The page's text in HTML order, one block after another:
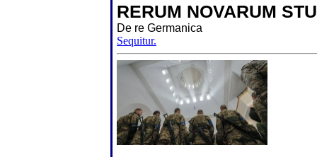
RERUM NOVARUM
De re Germanica
Sequitur.